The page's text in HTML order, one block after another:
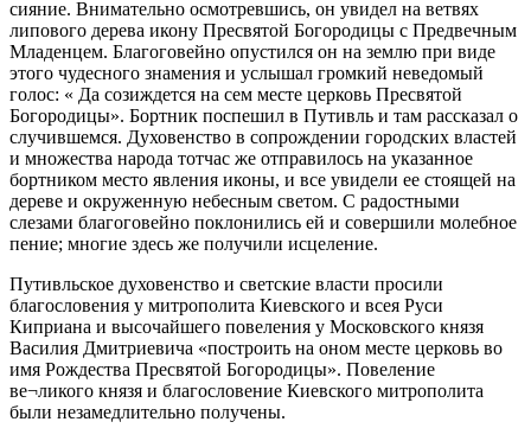
сияние. Внимательно осмотревшись, он увидел на ветвях
липового дерева икону Пресвятой Богородицы с Предвечным
Младенцем. Благоговейно опустился он на землю при виде
этого чудесного знамения и услышал громкий неведомый
голос: « Да созиждется на сем месте церковь Пресвятой
Богородицы». Бортник поспешил в Путивль и там рассказал о
случившемся. Духовенство в сопрождении городских властей
и множества народа тотчас же отправилось на указанное
бортником место явления иконы, и все увидели ее стоящей на
дереве и окруженную небесным светом. С радостными
слезами благоговейно поклонились ей и совершили молебное
пение; многие здесь же получили исцеление.
Путивльское духовенство и светские власти просили
благословения у митрополита Киевского и всея Руси
Киприана и высочайшего повеления у Московского князя
Василия Дмитриевича «построить на оном месте церковь во
имя Рождества Пресвятой Богородицы». Повеление
ве¬ликого князя и благословение Киевского митрополита
были незамедлительно получены.